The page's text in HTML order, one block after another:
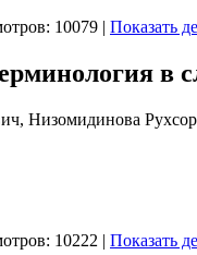
10079 | Показать
в
Низомидинова
10222 | Показать